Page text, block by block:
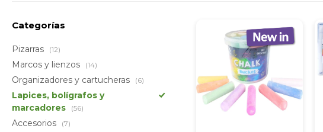
Categorías
Pizarras (12)
Marcos y lienzos (14)
Organizadores y cartucheras (6)
Lapices, bolígrafos y
marcadores
(56)
Accesorios (7)